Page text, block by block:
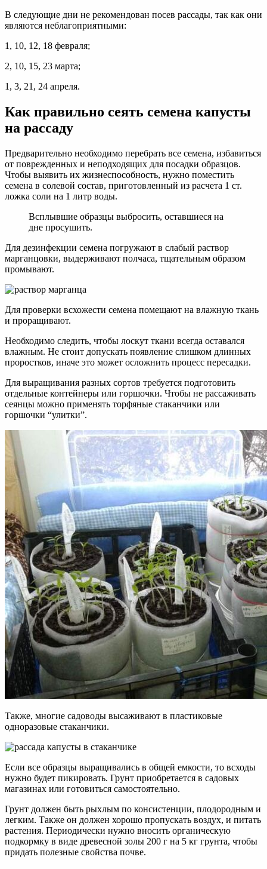
В следующие дни не рекомендован посев рассады, так как они
являются неблагоприятными:
1, 10, 12, 18 февраля;
2, 10, 15, 23 марта;
1, 3, 21, 24 апреля.
Как правильно сеять семена капусты
на рассаду
Предварительно необходимо перебрать все семена, избавиться
от поврежденных и неподходящих для посадки образцов.
Чтобы выявить их жизнеспособность, нужно поместить
семена в солевой состав, приготовленный из расчета 1 ст.
ложка соли на 1 литр воды.
Всплывшие образцы выбросить, оставшиеся на
дне просушить.
Для дезинфекции семена погружают в слабый раствор
марганцовки, выдерживают полчаса, тщательным образом
промывают.
Для проверки всхожести семена помещают на влажную ткань
и проращивают.
Необходимо следить, чтобы лоскут ткани всегда оставался
влажным. Не стоит допускать появление слишком длинных
проростков, иначе это может осложнить процесс пересадки.
Для выращивания разных сортов требуется подготовить
отдельные контейнеры или горшочки. Чтобы не рассаживать
сеянцы можно применять торфяные стаканчики или
горшочки “улитки”.
Также, многие садоводы высаживают в пластиковые
одноразовые стаканчики.
Если все образцы выращивались в общей емкости, то всходы
нужно будет пикировать. Грунт приобретается в садовых
магазинах или готовиться самостоятельно.
Грунт должен быть рыхлым по консистенции, плодородным и
легким. Также он должен хорошо пропускать воздух, и питать
растения. Периодически нужно вносить органическую
подкормку в виде древесной золы 200 г на 5 кг грунта, чтобы
придать полезные свойства почве.